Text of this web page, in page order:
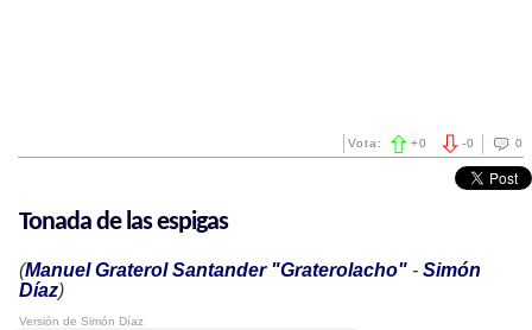
0
-0
Vota: +0
Tonada de las espigas
(Manuel Graterol Santander "Graterolacho" - Simón
Díaz)
Versión de Simón Díaz